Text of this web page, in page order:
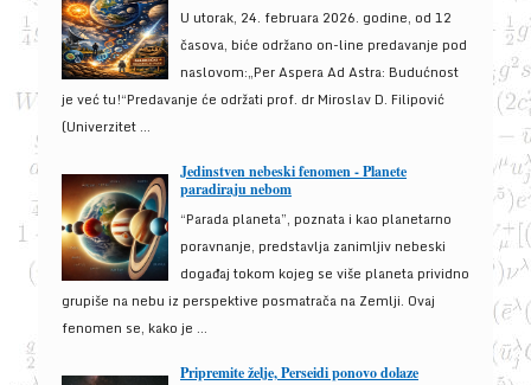
U utorak, 24. februara 2026. godine, od 12
časova, biće održano on-line predavanje pod
naslovom:„Per Aspera Ad Astra: Budućnost
je već tu!“Predavanje će održati prof. dr Miroslav D. Filipović
(Univerzitet ...
Jedinstven nebeski fenomen - Planete
paradiraju nebom
“Parada planeta”, poznata i kao planetarno
poravnanje, predstavlja zanimljiv nebeski
događaj tokom kojeg se više planeta prividno
grupiše na nebu iz perspektive posmatrača na Zemlji. Ovaj
fenomen se, kako je ...
Pripremite želje, Perseidi ponovo dolaze